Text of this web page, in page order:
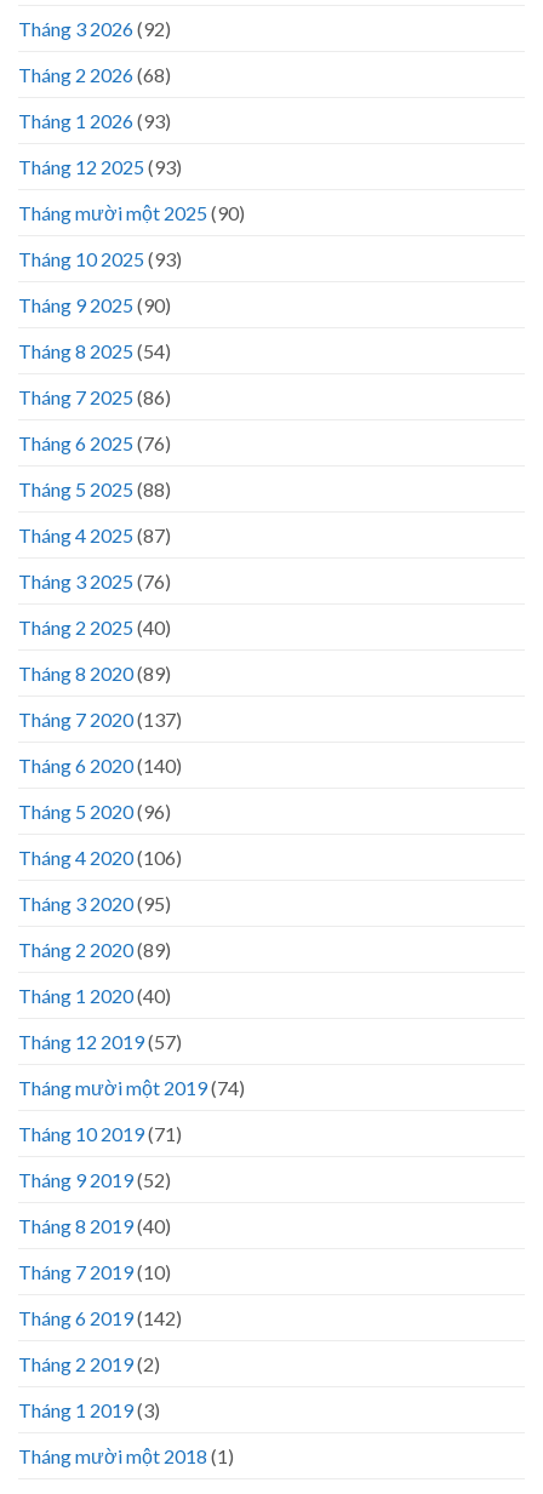
Tháng 3 2026(92)
Tháng 2 2026(68)
Tháng 1 2026(93)
Tháng 12 2025(93)
Tháng mười một 2025(90)
Tháng 10 2025(93)
Tháng 9 2025(90)
Tháng 8 2025(54)
Tháng 7 2025(86)
Tháng 6 2025(76)
Tháng 5 2025(88)
Tháng 4 2025(87)
Tháng 3 2025(76)
Tháng 2 2025(40)
Tháng 8 2020(89)
Tháng 7 2020(137)
Tháng 6 2020(140)
Tháng 5 2020(96)
Tháng 4 2020(106)
Tháng 3 2020(95)
Tháng 2 2020(89)
Tháng 1 2020(40)
Tháng 12 2019(57)
Tháng mười một 2019(74)
Tháng 10 2019(71)
Tháng 9 2019(52)
Tháng 8 2019(40)
Tháng 7 2019(10)
Tháng 6 2019(142)
Tháng 2 2019(2)
Tháng 1 2019(3)
Tháng mười một 2018 (1)